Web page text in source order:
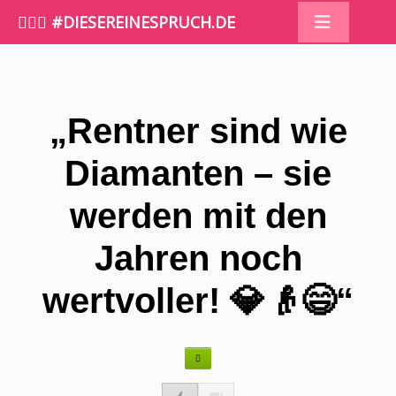
🤷🏼‍♀️ #DIESEREINESPRUCH.DE
„Rentner sind wie
Diamanten – sie
werden mit den
Jahren noch
wertvoller! 💎👴😄“